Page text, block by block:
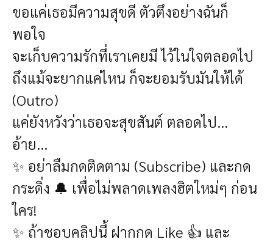
ขอแค่เธอมีความสุขดี ตัวตึงอย่างฉันก็
พอใจ
จะเก็บความรักที่เราเคยมี ไว้ในใจตลอดไป
ถึงแม้จะยากแค่ไหน ก็จะยอมรับมันให้ได้
(Outro)
แค่ยังหวังว่าเธอจะสุขสันต์ ตลอดไป...
อ้าย...
✨ อย่าลืมกดติดตาม (Subscribe) และกด
กระดิ่ง 🔔 เพื่อไม่พลาดเพลงฮิตใหม่ๆ ก่อน
ใคร!
✨ ถ้าชอบคลิปนี้ ฝากกด Like 👍 และ